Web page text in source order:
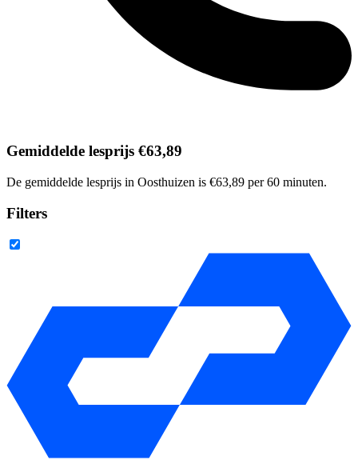
Gemiddelde lesprijs €63,89
De gemiddelde lesprijs in Oosthuizen is €63,89 per 60 minuten.
Filters